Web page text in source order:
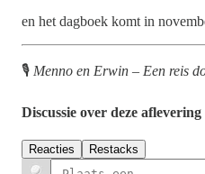
en het dagboek komt in
🎙️ Menno en Erwin – Een reis
Discussie over deze aflevering
Reacties Restacks